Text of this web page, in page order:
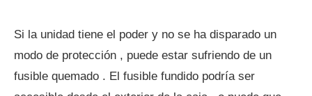
Si la unidad tiene el poder y no se ha disparado un
modo de protección , puede estar sufriendo de un
fusible quemado . El fusible fundido podría ser